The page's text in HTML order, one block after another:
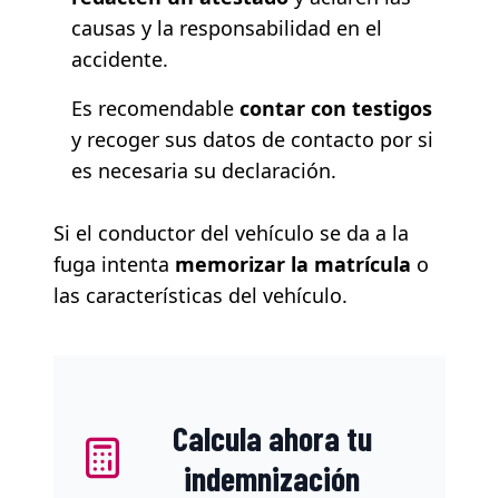
causas y la responsabilidad en el
accidente.
Es recomendable contar con testigos
y recoger sus datos de contacto por si
es necesaria su declaración.
Si el conductor del vehículo se da a la
fuga intenta memorizar la matrícula o
las características del vehículo.
Calcula ahora tu
indemnización